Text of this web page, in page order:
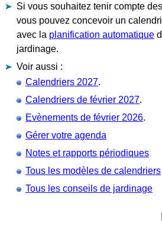
Si vous souhaitez tenir compte
vous pouvez concevoir un
avec la planification automatique
jardinage.
Voir aussi :
Calendriers 2027.
Calendriers de février 2027.
Evènements de février 2026.
Gérer votre agenda
Notes et rapports périodiques
Tous les modèles de calendriers
Tous les conseils de jardinage